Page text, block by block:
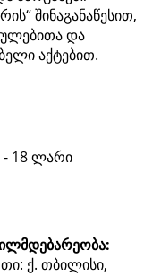
შინაგანაწესით,
და
აქტებით.
- 18 ლარი
ქ. თბილისი,